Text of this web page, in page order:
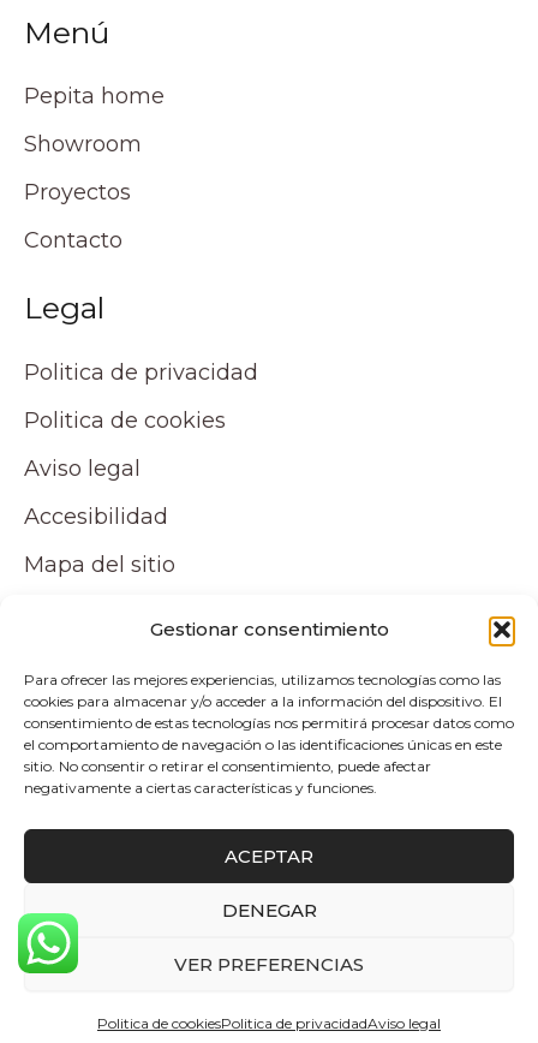
Gestionar consentimiento
Para ofrecer las mejores experiencias, utilizamos tecnologías como las
cookies para almacenar y/o acceder a la información del dispositivo. El
consentimiento de estas tecnologías nos permitirá procesar datos como
el comportamiento de navegación o las identificaciones únicas en este
sitio. No consentir o retirar el consentimiento, puede afectar
negativamente a ciertas características y funciones.
ACEPTAR
DENEGAR
VER PREFERENCIAS
Politica de cookiesPolitica de privacidadAviso legal
Menú
Pepita home
Showroom
Proyectos
Contacto
Legal
Politica de privacidad
Politica de cookies
Aviso legal
Accesibilidad
Mapa del sitio
Tu cuenta
Mi cuenta
Carrito
Politica de envio y devoluciones
Copyright © 2026 Atelier by Pepita Home |